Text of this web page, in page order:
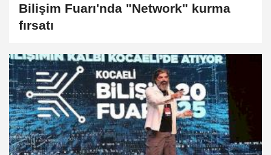
Bilişim Fuarı'nda "Network" kurma
fırsatı